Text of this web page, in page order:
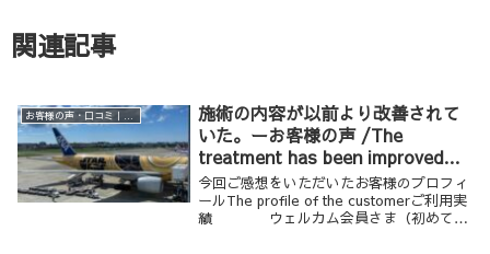
関連記事
施術の内容が以前より改善されて
いた。ーお客様の声 /The
treatment has been improved
compared to previous visits-
Customer’s Feedback
今回ご感想をいただいたお客様のプロフィ
ールThe profile of the customerご利用実
績 ウェルカム会員さま（初めての